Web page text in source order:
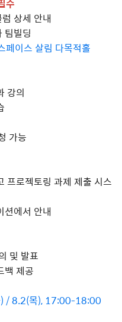
수
상세 안내
팀빌딩
이스 살림 다목적홀
강의
가능
프로젝토링 과제 제출 시스
에서 안내
및 발표
백 제공
/ 8.2(목), 17:00-18:00